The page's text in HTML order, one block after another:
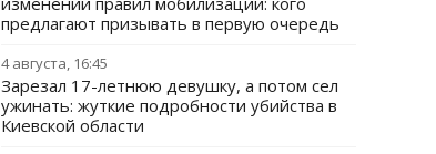
предлагают призывать в первую очередь
4 августа, 16:45
Зарезал 17-летнюю девушку, а потом сел
ужинать: жуткие подробности убийства в
Киевской области